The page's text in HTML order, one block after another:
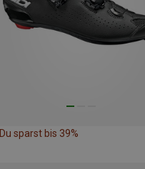
Du sparst bis 39%